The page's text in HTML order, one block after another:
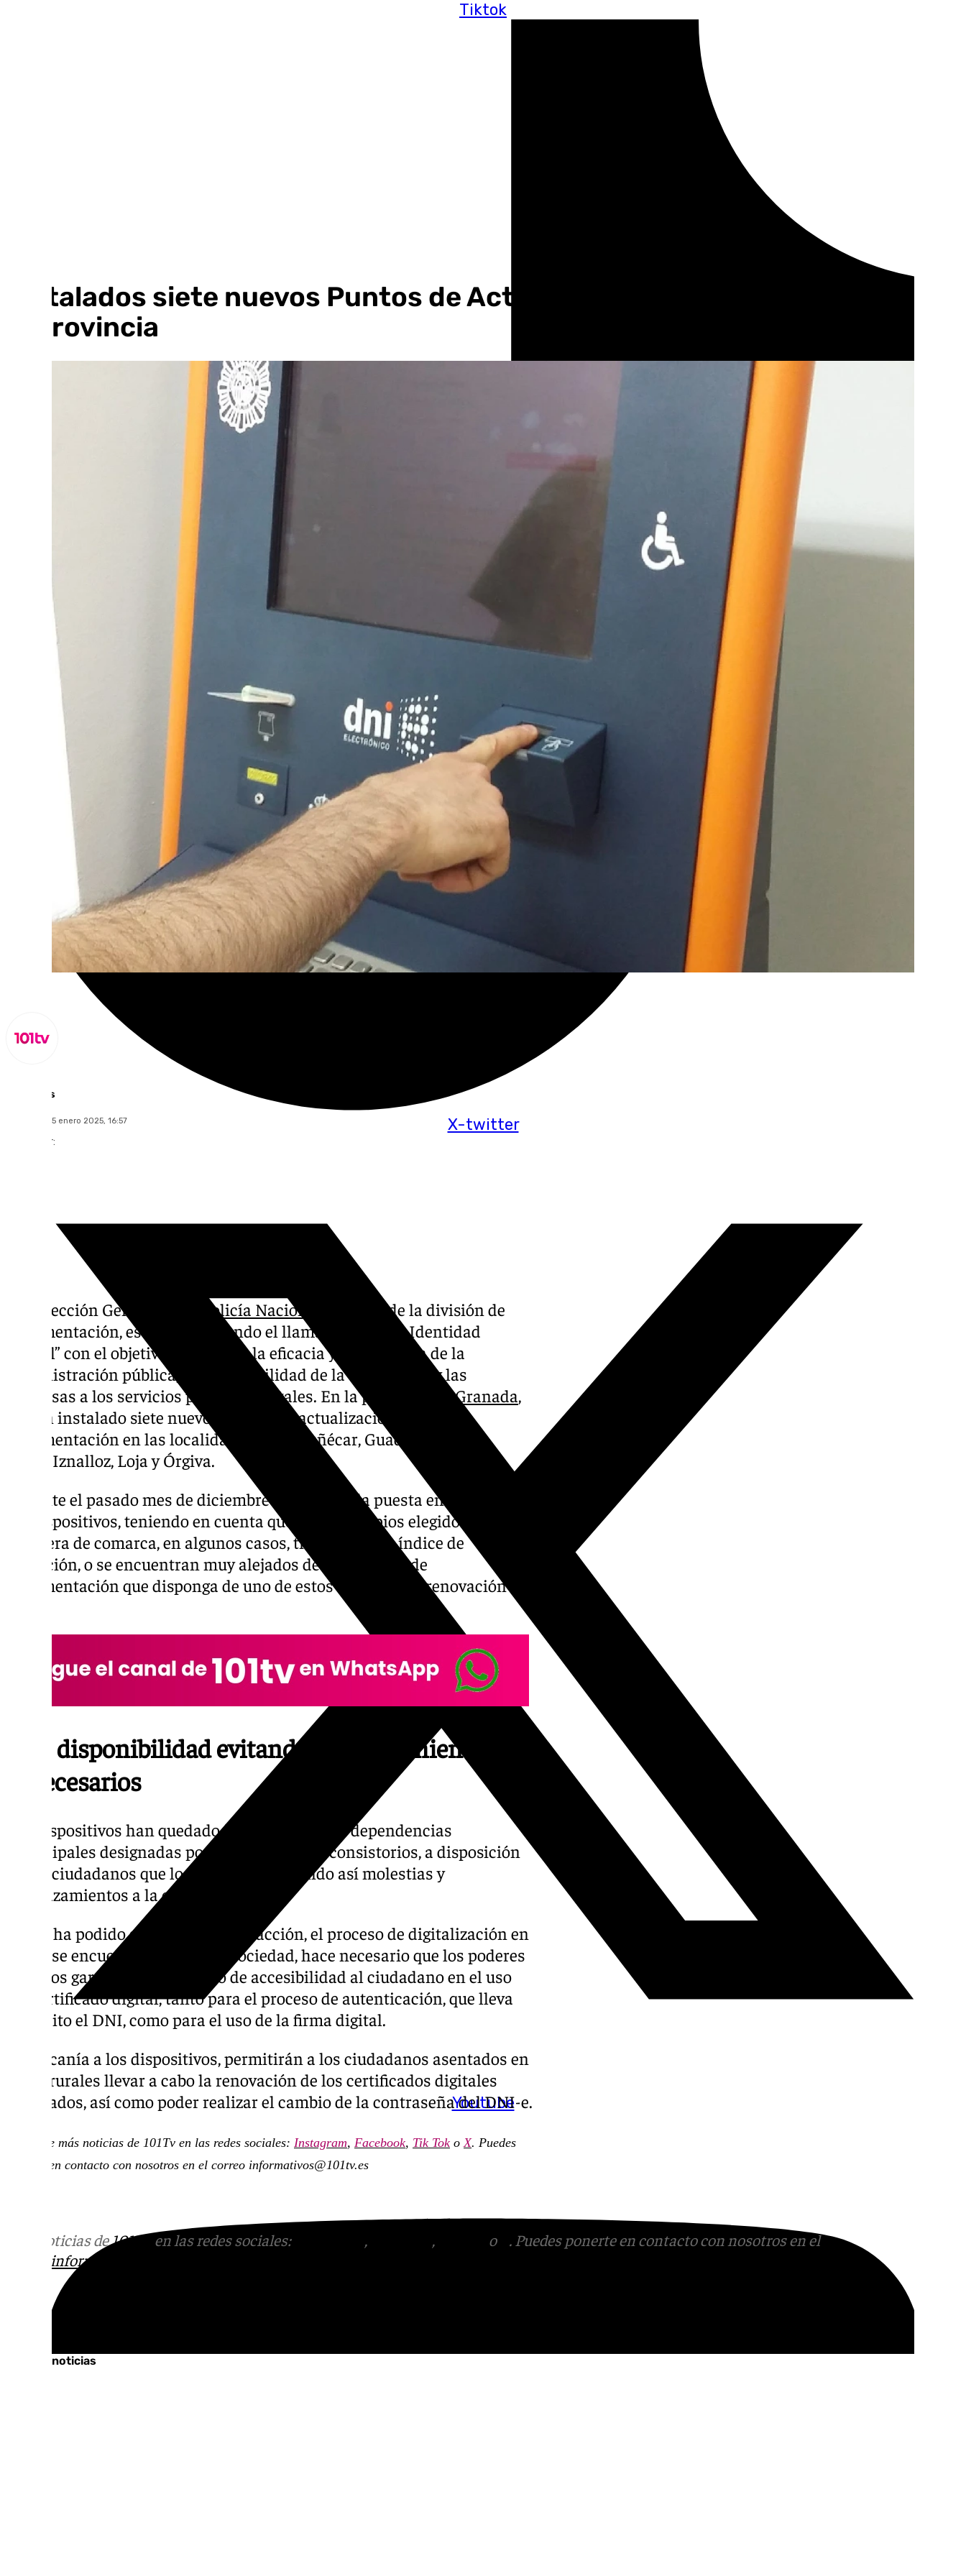
Tiktok
X-twitter
Youtube
Instalados siete nuevos Puntos de Actualización de Documentación en
la provincia
Lynx Devs
miércoles, 15 enero 2025, 16:57
Compartir:
La Dirección General de la Policía Nacional
, a través de la división de
documentación, está desarrollando el llamado “Plan de Identidad
Digital” con el objetivo de mejorar la eficacia y la eficiencia de la
administración pública, y la accesibilidad de la ciudadanía y las
empresas a los servicios públicos digitales. En la provincia deGranada,
se han instalado siete nuevos puntos de actualización de
documentación en las localidades de Almuñécar, Guadix, Huéscar,
Íllora, Iznalloz, Loja y Órgiva.
Durante el pasado mes de diciembre se culminó la puesta en marcha de
los dispositivos, teniendo en cuenta que los municipios elegidos son
cabecera de comarca, en algunos casos, tienen un alto índice de
población, o se encuentran muy alejados de una unidad de
documentación que disponga de uno de estos aparatos de renovación de
Más disponibilidad evitando desplazamientos
innecesarios
Los dispositivos han quedado instalados en las dependencias
municipales designadas por cada uno de los consistorios, a disposición
de los ciudadanos que los necesiten, evitando así molestias y
desplazamientos a la capital.
Según ha podido saber nuestra redacción, el proceso de digitalización en
el que se encuentra inmersa la sociedad, hace necesario que los poderes
públicos garanticen el proceso de accesibilidad al ciudadano en el uso
del certificado digital, tanto para el proceso de autenticación, que lleva
implícito el DNI, como para el uso de la firma digital.
La cercanía a los dispositivos, permitirán a los ciudadanos asentados en
áreas rurales llevar a cabo la renovación de los certificados digitales
caducados, así como poder realizar el cambio de la contraseña del DNI-e.
Descubre más noticias de 101Tv en las redes sociales: Instagram, Facebook, Tik Tok oX. Puedes
ponerte en contacto con nosotros en el correo informativos@101tv.es
Más noticias de101TVen las redes sociales: , , o
. Puedes ponerte en contacto con nosotros en el
informativos@101tv.es
Últimas noticias